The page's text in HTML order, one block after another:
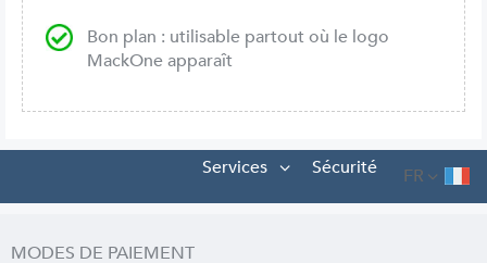
Bon plan : utilisable partout où le logo
MackOne apparaît
FR
Sécurité
Services
MODES DE PAIEMENT